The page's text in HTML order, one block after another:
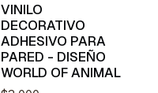
VINILO
DECORATIVO
ADHESIVO PARA
PARED - DISEÑO
WORLD OF ANIMAL